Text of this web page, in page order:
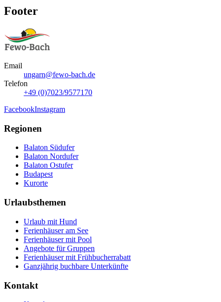
Footer
Email
ungarn@fewo-bach.de
Telefon
+49 (0)7023/9577170
FacebookInstagram
Regionen
Balaton Südufer
Balaton Nordufer
Balaton Ostufer
Budapest
Kurorte
Urlaubsthemen
Urlaub mit Hund
Ferienhäuser am See
Ferienhäuser mit Pool
Angebote für Gruppen
Ferienhäuser mit Frühbucherrabatt
Ganzjährig buchbare Unterkünfte
Kontakt